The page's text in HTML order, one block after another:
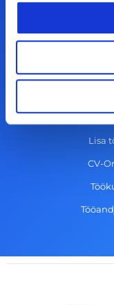
-
Lisa
CV-